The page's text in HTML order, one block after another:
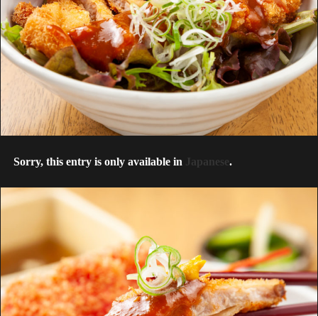
Sorry, this entry is only available in Japanese.